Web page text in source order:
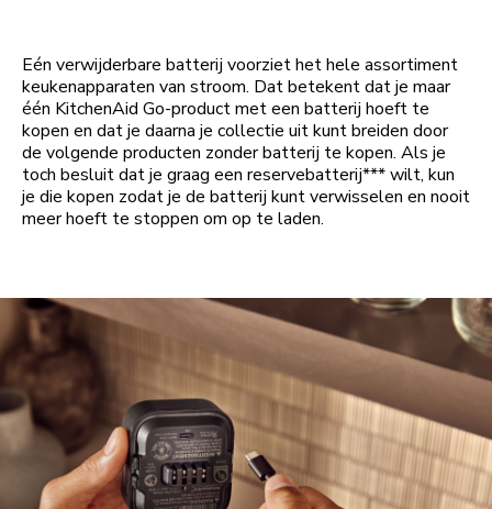
Eén verwijderbare batterij voorziet het hele assortiment
keukenapparaten van stroom. Dat betekent dat je maar
één KitchenAid Go-product met een batterij hoeft te
kopen en dat je daarna je collectie uit kunt breiden door
de volgende producten zonder batterij te kopen. Als je
toch besluit dat je graag een reservebatterij*** wilt, kun
je die kopen zodat je de batterij kunt verwisselen en nooit
meer hoeft te stoppen om op te laden.